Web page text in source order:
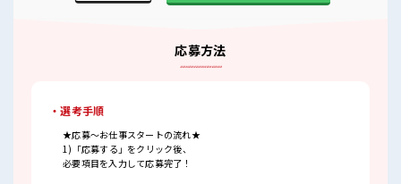
応募方法
・選考手順
★応募～お仕事スタートの流れ★
1)「応募する」をクリック後、
必要項目を入力して応募完了！